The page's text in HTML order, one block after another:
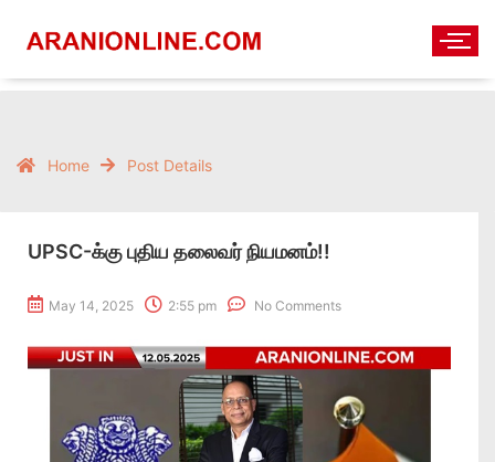
Home Post Details
UPSC-க்கு புதிய தலைவர் நியமனம்!!
May 14, 2025 2:55 pm No Comments